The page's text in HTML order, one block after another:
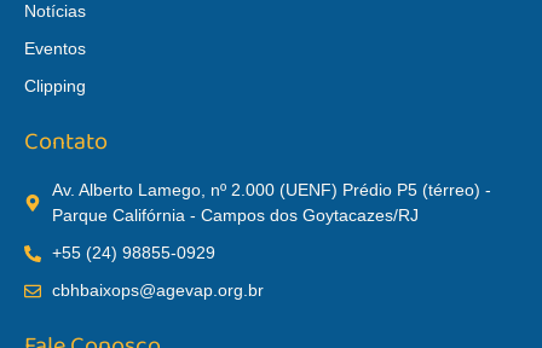
Notícias
Eventos
Clipping
Contato
Av. Alberto Lamego, nº 2.000 (UENF) Prédio P5 (térreo) -
Parque Califórnia - Campos dos Goytacazes/RJ
+55 (24) 98855-0929
cbhbaixops@agevap.org.br